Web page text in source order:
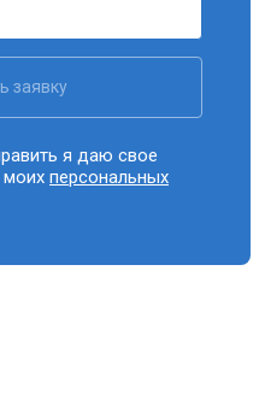
заявку
я даю свое
моихперсональных